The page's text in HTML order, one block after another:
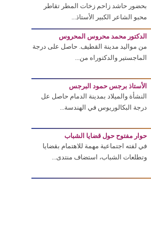
بحضور حاشد زاحم زخات المطر تقاطر
محبو الشاعر الكبير الأستاذ...
الدكتور محمد محروس المحروس
من مواليد مدينة القطيف. حاصل على درجة
الماجستير والدكتوراه من...
الأستاذ برجس حمود البرجس
النشأة والميلاد بمدينة الدمام حاصل عل
درجة البكالوريوس في الهندسة...
حوار مفتوح حول قضايا الشباب
في لفته اجتماعية مهمة للاهتمام بقضايا
وتطلعات الشباب، استضاف منتدى...